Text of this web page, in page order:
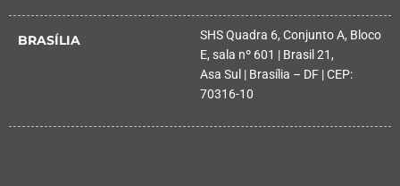
BRASÍLIA
SHS Quadra 6, Conjunto A, Bloco
E, sala nº 601 | Brasil 21,
Asa Sul | Brasília – DF | CEP:
70316-10